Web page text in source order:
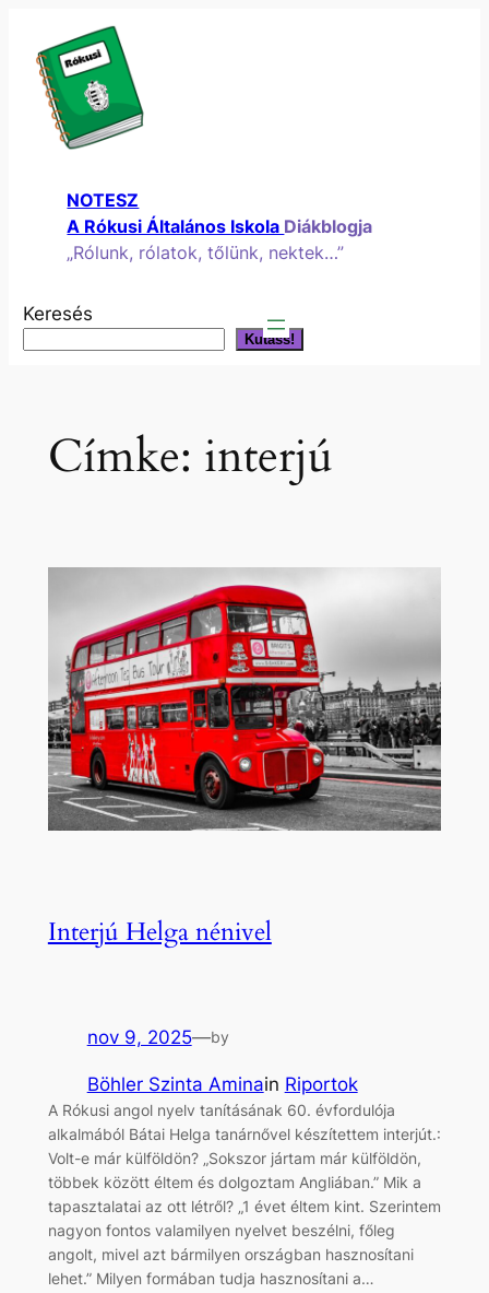
tartalomhoz
NOTESZ
A Rókusi Általános Iskola Diákblogja
„Rólunk, rólatok, tőlünk, nektek…”
Keresés
Kutass!
Címke: interjú
Interjú Helga nénivel
nov 9, 2025—by
Böhler Szinta Aminain Riportok
A Rókusi angol nyelv tanításának 60. évfordulója
alkalmából Bátai Helga tanárnővel készítettem interjút.:
Volt-e már külföldön? „Sokszor jártam már külföldön,
többek között éltem és dolgoztam Angliában.” Mik a
tapasztalatai az ott létről? „1 évet éltem kint. Szerintem
nagyon fontos valamilyen nyelvet beszélni, főleg
angolt, mivel azt bármilyen országban hasznosítani
lehet.” Milyen formában tudja hasznosítani a…